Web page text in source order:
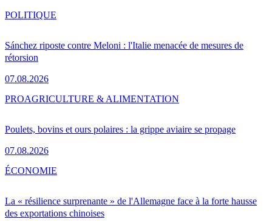
Sánchez riposte contre Meloni : l'Italie menacée de mesures de
rétorsion
07.08.2026
POLITIQUE
Poulets, bovins et ours polaires : la grippe aviaire se propage
07.08.2026
PROAGRICULTURE & ALIMENTATION
La « résilience surprenante » de l'Allemagne face à la forte hausse
des exportations chinoises
ÉCONOMIE